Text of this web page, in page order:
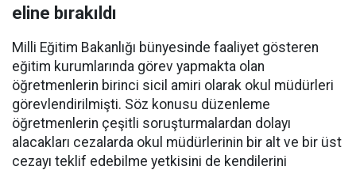
eline bırakıldı
Milli Eğitim Bakanlığı bünyesinde faaliyet gösteren
eğitim kurumlarında görev yapmakta olan
öğretmenlerin birinci sicil amiri olarak okul müdürleri
görevlendirilmişti. Söz konusu düzenleme
öğretmenlerin çeşitli soruşturmalardan dolayı
alacakları cezalarda okul müdürlerinin bir alt ve bir üst
cezayı teklif edebilme yetkisini de kendilerini